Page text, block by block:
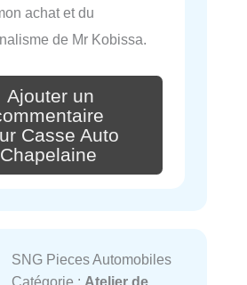
achat et du
de Mr Kobissa.
Ajouter un
Casse Auto
Chapelaine
SNG Pieces Automobiles
Catégorie : Atelier de